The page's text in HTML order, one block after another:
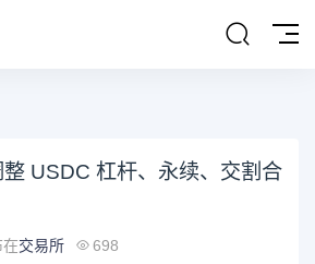
整 USDC 杠杆、永续、交割合
在交易所 698